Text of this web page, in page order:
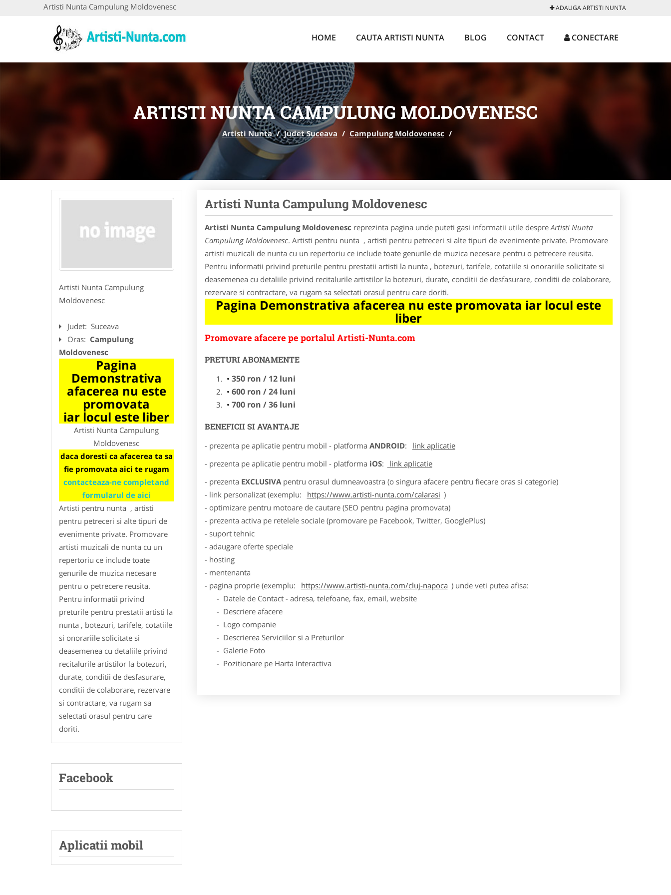
Artisti Nunta Campulung Moldovenesc ADAUGA ARTISTI NUNTA
HOME CAUTA ARTISTI NUNTA BLOG CONTACT CONECTARE
ARTISTI NUNTA CAMPULUNG MOLDOVENESC
Artisti Nunta / Judet Suceava / Campulung Moldovenesc /
Artisti Nunta Campulung
Moldovenesc
Judet: Suceava
Oras: Campulung
Moldovenesc
Pagina
Demonstrativa
afacerea nu este
promovata
iar locul este liber
Artisti Nunta Campulung
Moldovenesc
daca doresti ca afacerea ta sa
fie promovata aici te rugam
contacteaza-ne completand
formularul de aici
Artisti pentru nunta , artisti
pentru petreceri si alte tipuri de
evenimente private. Promovare
artisti muzicali de nunta cu un
repertoriu ce include toate
genurile de muzica necesare
pentru o petrecere reusita.
Pentru informatii privind
preturile pentru prestatii artisti la
nunta , botezuri, tarifele, cotatiile
si onorariile solicitate si
deasemenea cu detaliile privind
recitalurile artistilor la botezuri,
durate, conditii de desfasurare,
conditii de colaborare, rezervare
si contractare, va rugam sa
selectati orasul pentru care
doriti.
Facebook
Aplicatii mobil
Artisti Nunta Campulung Moldovenesc
Artisti Nunta Campulung Moldovenesc reprezinta pagina unde puteti gasi informatii utile despreArtisti Nunta
Campulung Moldovenesc. Artisti pentru nunta , artisti pentru petreceri si alte tipuri de evenimente private. Promovare
artisti muzicali de nunta cu un repertoriu ce include toate genurile de muzica necesare pentru o petrecere reusita.
Pentru informatii privind preturile pentru prestatii artisti la nunta , botezuri, tarifele, cotatiile si onorariile solicitate si
deasemenea cu detaliile privind recitalurile artistilor la botezuri, durate, conditii de desfasurare, conditii de colaborare,
rezervare si contractare, va rugam sa selectati orasul pentru care doriti.
Pagina Demonstrativa afacerea nu este promovata iar locul este
liber
Promovare afacere pe portalul Artisti-Nunta.com
PRETURI ABONAMENTE
350 ron / 12 luni
600 ron / 24 luni
700 ron / 36 luni
BENEFICII SI AVANTAJE
- prezenta pe aplicatie pentru mobil - platforma ANDROID:
link aplicatie
- prezenta pe aplicatie pentru mobil - platforma iOS:
link aplicatie
- prezenta EXCLUSIVApentru orasul dumneavoastra (o singura afacere pentru fiecare oras si categorie)
- link personalizat (exemplu:
https://www.artisti-nunta.com/calarasi )
- optimizare pentru motoare de cautare (SEO pentru pagina promovata)
- prezenta activa pe retelele sociale (promovare pe Facebook, Twitter, GooglePlus)
- suport tehnic
- adaugare oferte speciale
- hosting
- mentenanta
- pagina proprie (exemplu:
https://www.artisti-nunta.com/cluj-napoca ) unde veti putea afisa:
- Datele de Contact - adresa, telefoane, fax, email, website
- Descriere afacere
- Logo companie
- Descrierea Serviciilor si a Preturilor
- Galerie Foto
- Pozitionare pe Harta Interactiva